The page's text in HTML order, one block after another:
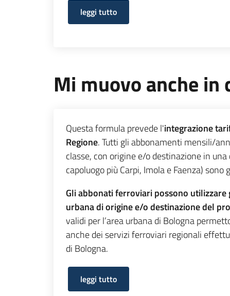
leggi tutto
Mi muovo anche in
Questa formula prevede l'integrazione
Regione. Tutti gli abbonamenti mensili/
classe, con origine e/o destinazione in
capoluogo più Carpi, Imola e Faenza)
Gli abbonati ferroviari possono
urbana di origine e/o destinazione del
validi per l’area urbana di Bologna
anche dei servizi ferroviari regionali
di Bologna.
leggi tutto